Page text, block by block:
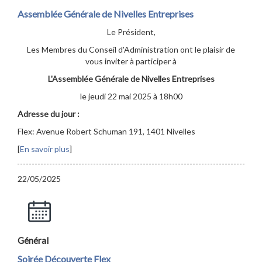
Assemblée Générale de Nivelles Entreprises
Le Président,
Les Membres du Conseil d'Administration ont le plaisir de
vous inviter à participer à
L'Assemblée Générale de Nivelles Entreprises
le jeudi 22 mai 2025 à 18h00
Adresse du jour :
Flex: Avenue Robert Schuman 191, 1401 Nivelles
[En savoir plus]
22/05/2025
Général
Soirée Découverte Flex